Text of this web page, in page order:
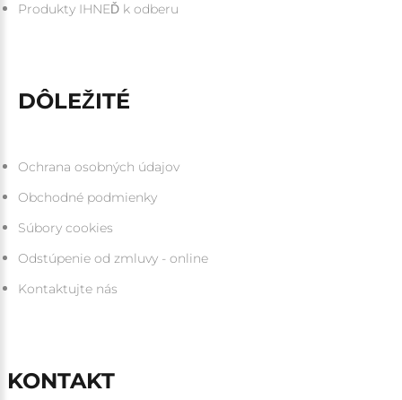
Produkty IHNEĎ k odberu
DÔLEŽITÉ
Ochrana osobných údajov
Obchodné podmienky
Súbory cookies
Odstúpenie od zmluvy - online
Kontaktujte nás
KONTAKT